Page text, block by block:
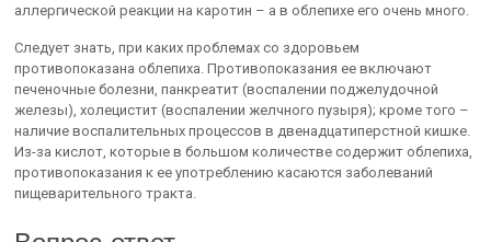
аллергической реакции на каротин – а в облепихе его очень много.
Следует знать, при каких проблемах со здоровьем
противопоказана облепиха. Противопоказания ее включают
печеночные болезни, панкреатит (воспалении поджелудочной
железы), холецистит (воспалении желчного пузыря); кроме того –
наличие воспалительных процессов в двенадцатиперстной кишке.
Из-за кислот, которые в большом количестве содержит облепиха,
противопоказания к ее употреблению касаются заболеваний
пищеварительного тракта.